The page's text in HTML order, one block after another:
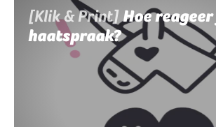
[Klik & Print]Hoe
haatspraak?